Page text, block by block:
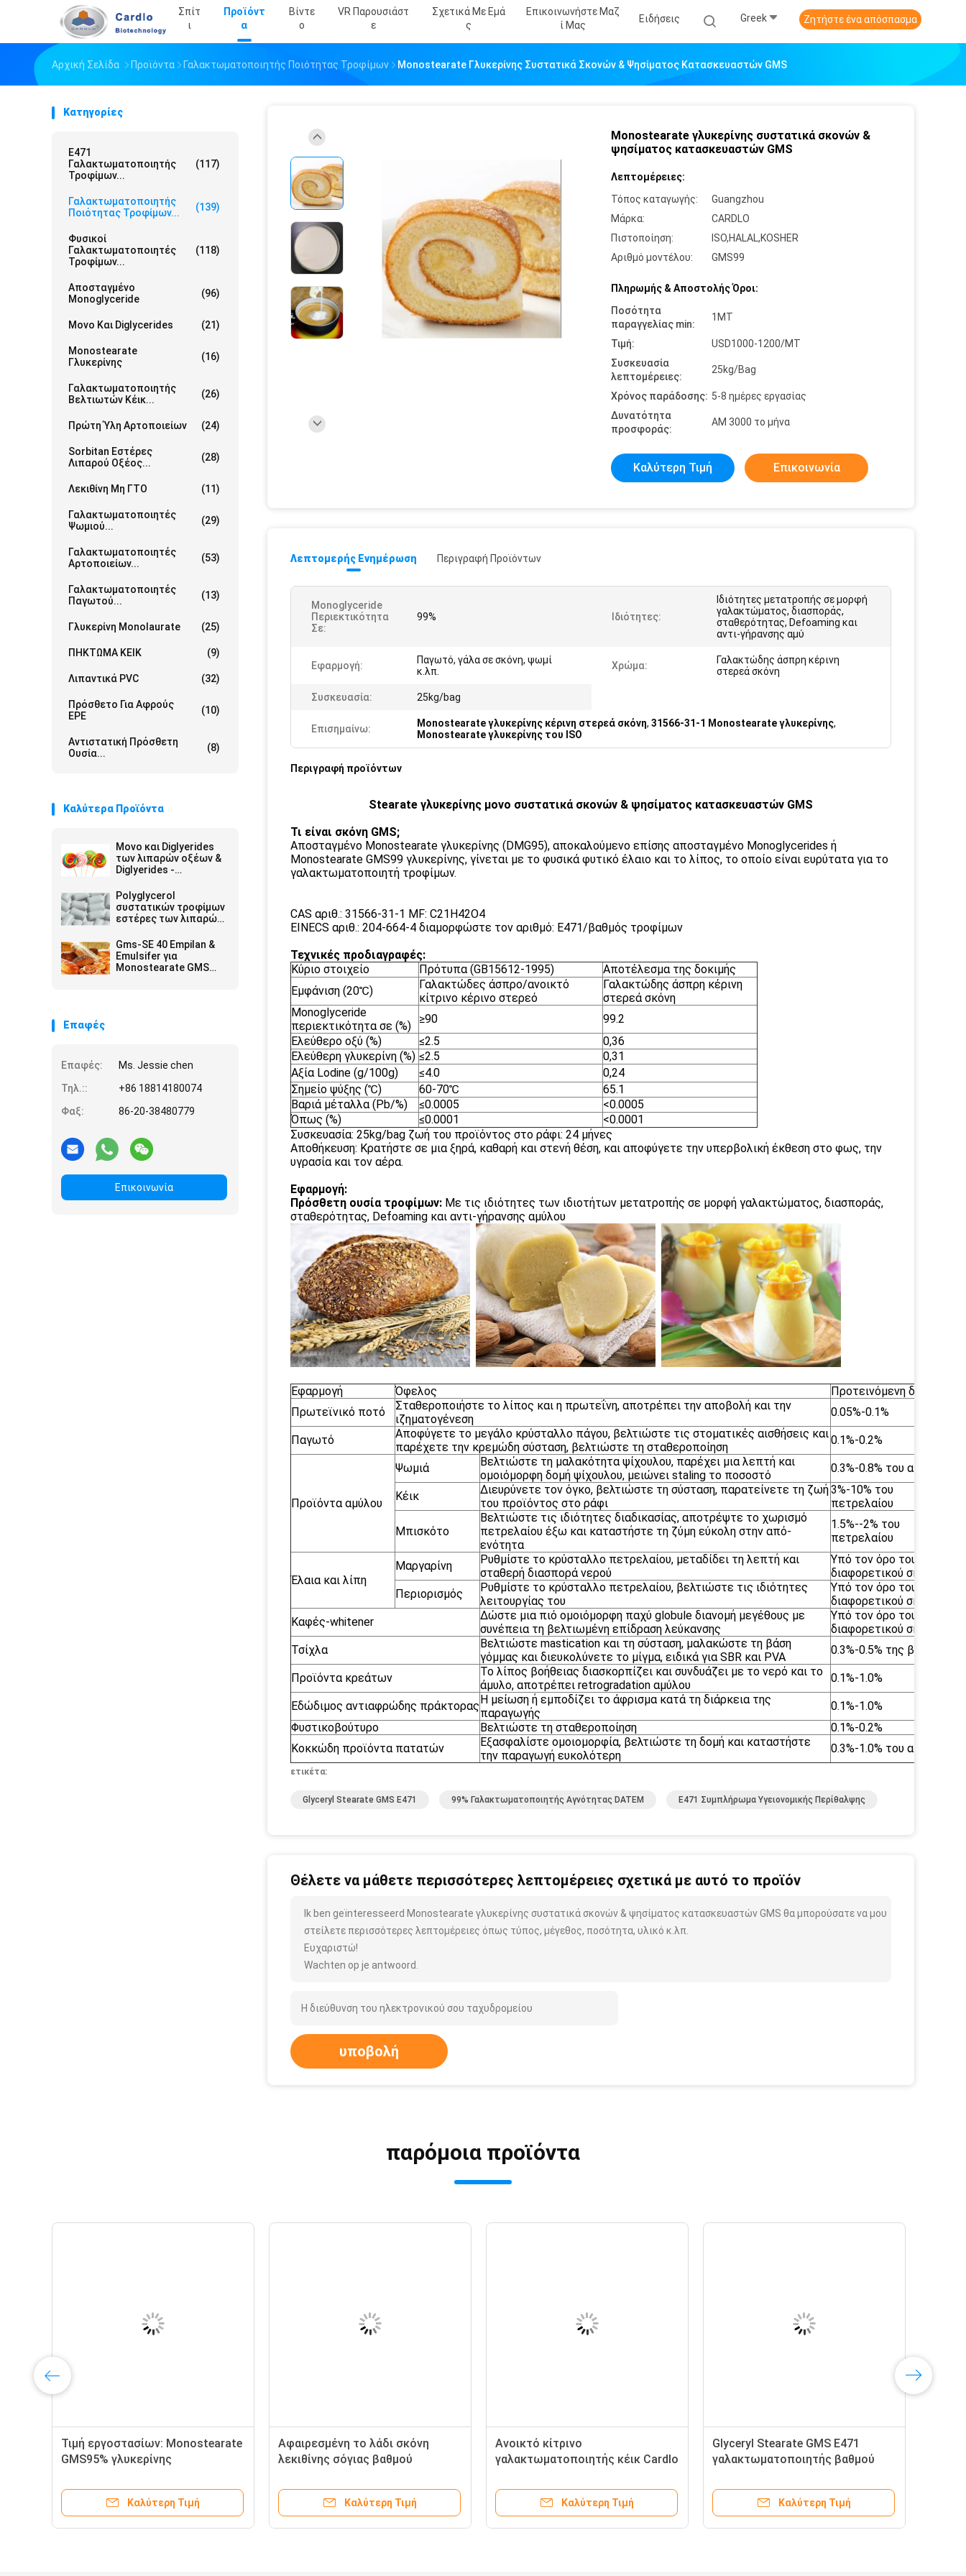
Σπίτ
Ι
Προϊόντ
Α
Βίντε
Ο
VR Παρουσιάστ
Ε
Σχετικά Με Εμά
Σ
Επικοινωνήστε Μαζ
Ί Μας
Ειδήσεις Greek Ζητήστε ένα απόσπασμα
Αρχική Σελίδα Προϊόντα Γαλακτωματοποιητής Ποιότητας Τροφίμων Monostearate Γλυκερίνης Συστατικά Σκονών & Ψησίματος Κατασκευαστών GMS
Κατηγορίες
E471
Γαλακτωματοποιητής
Τροφίμων...
(117)
Γαλακτωματοποιητής
Ποιότητας Τροφίμων...
(139)
Φυσικοί
Γαλακτωματοποιητές
Τροφίμων...
(118)
Αποσταγμένο
Monoglyceride
(96)
Μονο Και Diglycerides (21)
Monostearate
Γλυκερίνης
(16)
Γαλακτωματοποιητής
Βελτιωτών Κέικ...
(26)
Πρώτη Ύλη Αρτοποιείων (24)
Sorbitan Εστέρες
Λιπαρού Οξέος...
(28)
Λεκιθίνη Μη ΓΤΟ (11)
Γαλακτωματοποιητές
Ψωμιού...
(29)
Γαλακτωματοποιητές
Αρτοποιείων...
(53)
Γαλακτωματοποιητές
Παγωτού...
(13)
Γλυκερίνη Monolaurate (25)
ΠΗΚΤΩΜΑ ΚΕΙΚ (9)
Λιπαντικά PVC (32)
Πρόσθετο Για Αφρούς
EPE
(10)
Αντιστατική Πρόσθετη
Ουσία...
(8)
Καλύτερα Προϊόντα
Μονο και Diglyerides
των λιπαρών οξέων &
Diglyerides -
GMS40
Polyglycerol
συστατικών τροφίμων
εστέρες των λιπαρών
Gms-SE 40 Empilan &
Emulsifer για
Monostearate GMS
Επαφές
Επαφές:
Ms. Jessie chen
Τηλ.::
+86 18814180074
Φαξ:
86-20-38480779
Επικοινωνία
Monostearate γλυκερίνης συστατικά σκονών &
ψησίματος κατασκευαστών GMS
Λεπτομέρειες:
Τόπος καταγωγής:
Guangzhou
Μάρκα:
CARDLO
Πιστοποίηση:
ISO,HALAL,KOSHER
Αριθμό μοντέλου:
GMS99
Πληρωμής & Αποστολής Όροι:
Ποσότητα
παραγγελίας min:
1MT
Τιμή:
USD1000-1200/MT
Συσκευασία
λεπτομέρειες:
25kg/Bag
Χρόνος παράδοσης: 5-8 ημέρες εργασίας
Δυνατότητα
προσφοράς:
ΑΜ 3000 το μήνα
Καλύτερη Τιμή Επικοινωνία
Λεπτομερής Ενημέρωση Περιγραφή Προϊόντων
Monoglyceride
Περιεκτικότητα
Σε:
99% Ιδιότητες:
Ιδιότητες μετατροπής σε μορφή
γαλακτώματος, διασποράς,
σταθερότητας, Defoaming και
αντι-γήρανσης αμύ
Εφαρμογή:
Παγωτό, γάλα σε σκόνη, ψωμί
κ.λπ.
Χρώμα:
Γαλακτώδης άσπρη κέρινη
στερεά σκόνη
Συσκευασία: 25kg/bag
Επισημαίνω: Monostearate γλυκερίνης κέρινη στερεά σκόνη, 31566-31-1 Monostearate γλυκερίνης,
Monostearate γλυκερίνης του ISO
Περιγραφή προϊόντων
Stearate γλυκερίνης μονο συστατικά σκονών & ψησίματος κατασκευαστών GMS
Τι είναι σκόνη GMS;
Αποσταγμένο Monostearate γλυκερίνης (DMG95), αποκαλούμενο επίσης αποσταγμένο Monoglycerides ή
Monostearate GMS99 γλυκερίνης, γίνεται με το φυσικά φυτικό έλαιο και το λίπος, το οποίο είναι ευρύτατα για το
γαλακτωματοποιητή τροφίμων.
CAS αριθ.: 31566-31-1 MF: C21H42O4
EINECS αριθ.: 204-664-4 διαμορφώστε τον αριθμό: E471/βαθμός τροφίμων
Τεχνικές προδιαγραφές:
Κύριο στοιχείο
Πρότυπα (GB15612-1995)
Αποτέλεσμα της δοκιμής
Εμφάνιση (20℃)
Γαλακτώδες άσπρο/ανοικτό
κίτρινο κέρινο στερεό
Γαλακτώδης άσπρη κέρινη
στερεά σκόνη
Monoglyceride
περιεκτικότητα σε (%)
≥90
99.2
Ελεύθερο οξύ (%)
≤2.5
0,36
Ελεύθερη γλυκερίνη (%) ≤2.5
0,31
Αξία Lodine (g/100g)
≤4.0
0,24
Σημείο ψύξης (℃)
60-70℃
65.1
Βαριά μέταλλα (Pb/%)
≤0.0005
<0.0005
Όπως (%)
≤0.0001
<0.0001
Συσκευασία: 25kg/bag ζωή του προϊόντος στο ράφι: 24 μήνες
Αποθήκευση: Κρατήστε σε μια ξηρά, καθαρή και στενή θέση, και αποφύγετε την υπερβολική έκθεση στο φως, την
υγρασία και τον αέρα.
Εφαρμογή:
Πρόσθετη ουσία τροφίμων: Με τις ιδιότητες των ιδιοτήτων μετατροπής σε μορφή γαλακτώματος, διασποράς,
σταθερότητας, Defoaming και αντι-γήρανσης αμύλου
Εφαρμογή Όφελος
Προτεινόμενη δόση
Πρωτεϊνικό ποτό
Σταθεροποιήστε το λίπος και η πρωτεΐνη, αποτρέπει την αποβολή και την
ιζηματογένεση
0.05%-0.1%
Παγωτό
Αποφύγετε το μεγάλο κρύσταλλο πάγου, βελτιώστε τις στοματικές αισθήσεις και
παρέχετε την κρεμώδη σύσταση, βελτιώστε τη σταθεροποίηση
0.1%-0.2%
Προϊόντα αμύλου
Ψωμιά
Βελτιώστε τη μαλακότητα ψίχουλου, παρέχει μια λεπτή και
ομοιόμορφη δομή ψίχουλου, μειώνει staling το ποσοστό
0.3%-0.8% του αμύλου
Κέικ
Διευρύνετε τον όγκο, βελτιώστε τη σύσταση, παρατείνετε τη ζωή
του προϊόντος στο ράφι
3%-10% του
πετρελαίου
Μπισκότο
Βελτιώστε τις ιδιότητες διαδικασίας, αποτρέψτε το χωρισμό
πετρελαίου έξω και καταστήστε τη ζύμη εύκολη στην από-
ενότητα
1.5%--2% του
πετρελαίου
Έλαια και λίπη
Μαργαρίνη
Ρυθμίστε το κρύσταλλο πετρελαίου, μεταδίδει τη λεπτή και
σταθερή διασπορά νερού
Υπό τον όρο του
διαφορετικού σκοπού
Περιορισμός
Ρυθμίστε το κρύσταλλο πετρελαίου, βελτιώστε τις ιδιότητες
λειτουργίας του
Υπό τον όρο του
διαφορετικού σκοπού
Καφές-whitener
Δώστε μια πιό ομοιόμορφη παχύ globule διανομή μεγέθους με
συνέπεια τη βελτιωμένη επίδραση λεύκανσης
Υπό τον όρο του
διαφορετικού σκοπού
Τσίχλα
Βελτιώστε mastication και τη σύσταση, μαλακώστε τη βάση
γόμμας και διευκολύνετε το μίγμα, ειδικά για SBR και PVA
0.3%-0.5% της βάσης
Προϊόντα κρεάτων
Το λίπος βοήθειας διασκορπίζει και συνδυάζει με το νερό και το
άμυλο, αποτρέπει retrogradation αμύλου
0.1%-1.0%
Εδώδιμος αντιαφρώδης πράκτοραςΗ μείωση ή εμποδίζει το άφρισμα κατά τη διάρκεια της
παραγωγής
0.1%-1.0%
Φυστικοβούτυρο
Βελτιώστε τη σταθεροποίηση
0.1%-0.2%
Κοκκώδη προϊόντα πατατών
Εξασφαλίστε ομοιομορφία, βελτιώστε τη δομή και καταστήστε
την παραγωγή ευκολότερη
0.3%-1.0% του αμύλου
ετικέτα:
Glyceryl Stearate GMS E471 99% Γαλακτωματοποιητής Αγνότητας DATEM E471 Συμπλήρωμα Υγειονομικής Περίθαλψης
Θέλετε να μάθετε περισσότερες λεπτομέρειες σχετικά με αυτό το προϊόν
Ik ben geïnteresseerd Monostearate γλυκερίνης συστατικά σκονών & ψησίματος κατασκευαστών GMS θα μπορούσατε να μου
στείλετε περισσότερες λεπτομέρειες όπως τύπος, μέγεθος, ποσότητα, υλικό κ.λπ.
Ευχαριστώ!
Wachten op je antwoord.
υποβολή
παρόμοια προϊόντα
Τιμή εργοστασίων: Monostearate
GMS95% γλυκερίνης
τροφίμων για τα τρόφιμα
Καλύτερη Τιμή
Αφαιρεσμένη το λάδι σκόνη
λεκιθίνης σόγιας βαθμού
Καλύτερη Τιμή
Ανοικτό κίτρινο
γαλακτωματοποιητής κέικ Cardlo
Καλύτερη Τιμή
Glyceryl Stearate GMS E471
γαλακτωματοποιητής βαθμού
Καλύτερη Τιμή